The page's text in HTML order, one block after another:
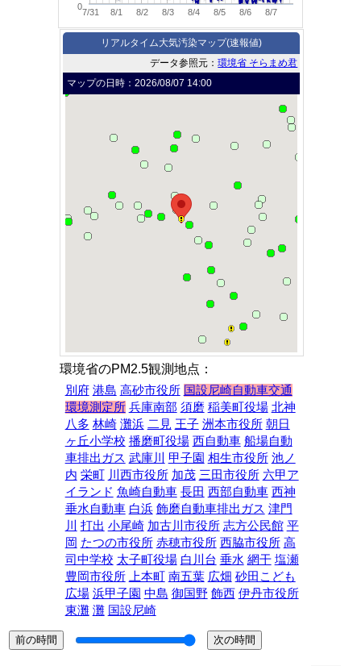
7/31 8/1 8/2 8/3 8/4 8/5 8/6 8/7
0
リアルタイム大気汚染マップ(速報値)
データ参照元：環境省 そらまめ君
マップの日時：2026/08/07 14:00
環境省のPM2.5観測地点：
別府 港島 高砂市役所 国設尼崎自動車交通
環境測定所 兵庫南部 須磨 稲美町役場 北神
八多 林崎 灘浜 二見 王子 洲本市役所 朝日
ヶ丘小学校 播磨町役場 西自動車 船場自動
車排出ガス 武庫川 甲子園 相生市役所 池ノ
内 栄町 川西市役所 加茂 三田市役所 六甲ア
イランド 魚崎自動車 長田 西部自動車 西神
垂水自動車 白浜 飾磨自動車排出ガス 津門
川
打出 小尾崎 加古川市役所 志方公民館 平
岡 たつの市役所 赤穂市役所 西脇市役所 高
司中学校 太子町役場 白川台 垂水 網干 塩瀬
豊岡市役所 上本町 南五葉 広畑 砂田こども
広場 浜甲子園 中島 御国野 飾西 伊丹市役所
東灘 灘 国設尼崎